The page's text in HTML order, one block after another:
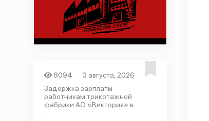
8094
3 августа, 2026
Задержка зарплаты
работникам трикотажной
фабрики АО «Виктория» в